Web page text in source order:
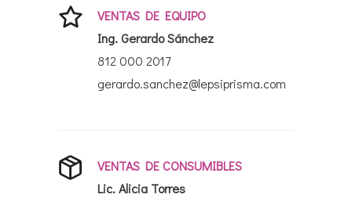
VENTAS DE EQUIPO
Ing. Gerardo Sánchez
812 000 2017
gerardo.sanchez@lepsiprisma.com
VENTAS DE CONSUMIBLES
Lic. Alicia Torres